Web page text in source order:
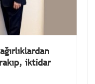
iktidar